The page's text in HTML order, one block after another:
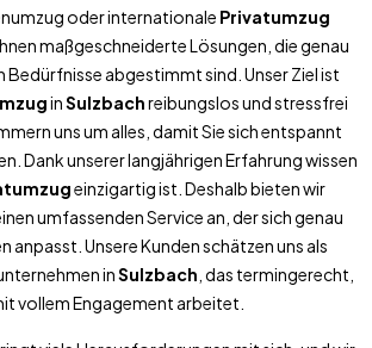
oder internationale Privatumzug
maßgeschneiderte Lösungen, die genau
Bedürfnisse abgestimmt sind. Unser Ziel ist
inSulzbachreibungslos und stressfrei
uns um alles, damit Sie sich entspannt
Dank unserer langjährigen Erfahrung wissen
einzigartig ist. Deshalb bieten wir
umfassenden Service an, der sich genau
anpasst. Unsere Kunden schätzen uns als
inSulzbach , das termingerecht,
vollem Engagement arbeitet.